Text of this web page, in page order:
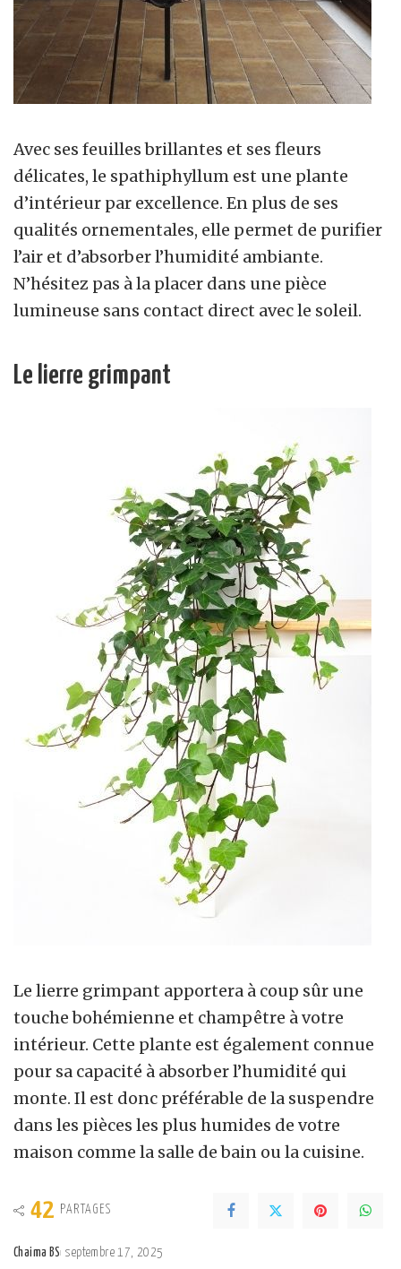
Avec ses feuilles brillantes et ses fleurs
délicates, le spathiphyllum est une plante
d’intérieur par excellence. En plus de ses
qualités ornementales, elle permet de purifier
l’air et d’absorber l’humidité ambiante.
N’hésitez pas à la placer dans une pièce
lumineuse sans contact direct avec le soleil.
Le lierre grimpant
Le lierre grimpant apportera à coup sûr une
touche bohémienne et champêtre à votre
intérieur. Cette plante est également connue
pour sa capacité à absorber l’humidité qui
monte. Il est donc préférable de la suspendre
dans les pièces les plus humides de votre
maison comme la salle de bain ou la cuisine.
42 PARTAGES
Chaima BS septembre 17, 2025